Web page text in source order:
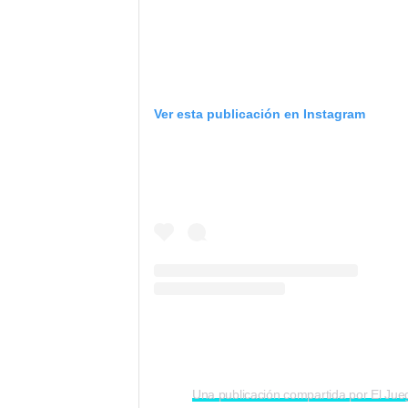
Ver esta publicación en Instagram